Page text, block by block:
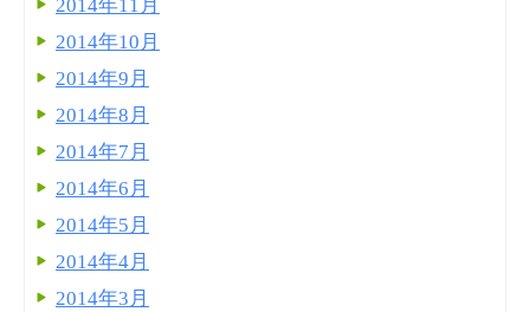
2014年11月
2014年10月
2014年9月
2014年8月
2014年7月
2014年6月
2014年5月
2014年4月
2014年3月